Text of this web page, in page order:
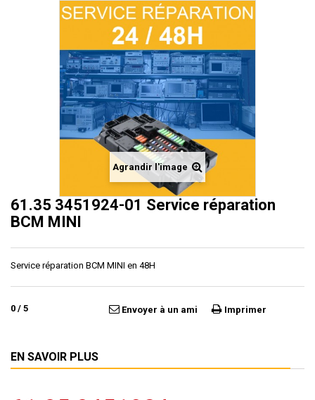
Agrandir l'image
61.35 3451924-01 Service réparation
BCM MINI
Service réparation BCM MINI en 48H
0 / 5 Envoyer à un ami Imprimer
EN SAVOIR PLUS